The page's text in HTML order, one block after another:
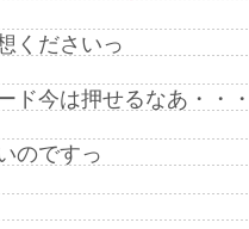
くださいっ
ド今は押せるなあ・・
のですっ